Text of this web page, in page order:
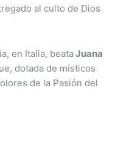
al culto de Dios
en Italia, beataJuana
dotada de místicos
de la Pasión del